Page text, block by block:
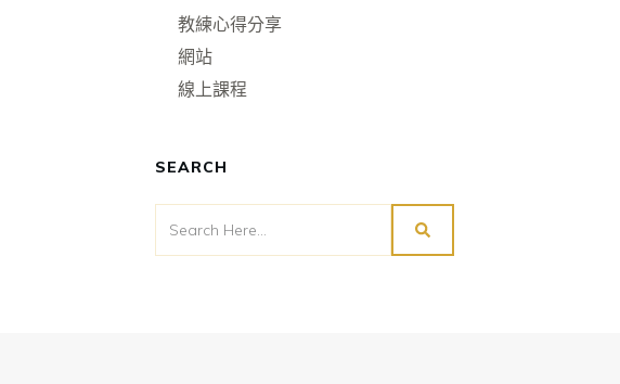
教練心得分享
網站
線上課程
SEARCH